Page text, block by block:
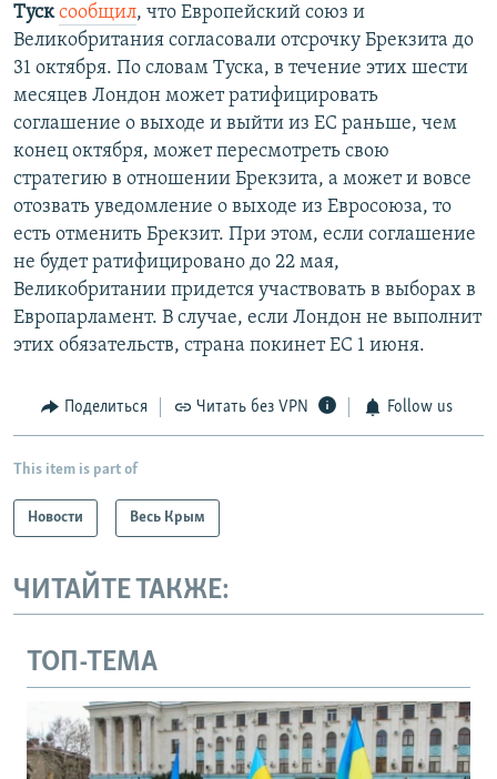
Туск сообщил, что Европейский союз и
Великобритания согласовали отсрочку Брекзита до
31 октября. По словам Туска, в течение этих шести
месяцев Лондон может ратифицировать
соглашение о выходе и выйти из ЕС раньше, чем
конец октября, может пересмотреть свою
стратегию в отношении Брекзита, а может и вовсе
отозвать уведомление о выходе из Евросоюза, то
есть отменить Брекзит. При этом, если соглашение
не будет ратифицировано до 22 мая,
Великобритании придется участвовать в выборах в
Европарламент. В случае, если Лондон не выполнит
этих обязательств, страна покинет ЕС 1 июня.
Поделиться Читать без VPN Follow us
This item is part of
Новости Весь Крым
ЧИТАЙТЕ ТАКЖЕ:
ТОП-ТЕМА